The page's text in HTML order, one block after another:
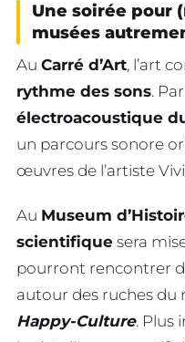
Une soirée pour
musées
Au Carré d’Art, l’art
rythme des sons.
électroacoustique
un parcours sonore
œuvres de l’artiste
Au Museum
scientifique sera
pourront rencontrer
autour des ruches du
Happy-Culture. Plus